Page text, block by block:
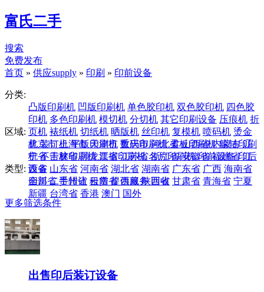
富氏二手
搜索
免费发布
首页 » 供应supply » 印刷 » 印前设备
分类:
凸版印刷机 凹版印刷机 单色胶印机 双色胶印机 四色胶
印机 多色印刷机 模切机 分切机 其它印刷设备 压痕机 折
页机 裱纸机 切纸机 晒版机 丝印机 复模机 喷码机 烫金
机 装订机 平版印刷机 数码印刷机 柔板印刷机 轮转印刷
机 不干胶印刷机 票据印刷机 名片印刷机 印前设备 印后
设备
区域:
北京市 上海市 天津市 重庆市 河北省 山西省 内蒙古 辽
宁省 吉林省 黑龙江省 江苏省 浙江省 安徽省 福建省 江
西省 山东省 河南省 湖北省 湖南省 广东省 广西 海南省
四川省 贵州省 云南省 西藏 陕西省 甘肃省 青海省 宁夏
新疆 台湾省 香港 澳门 国外
类型:
全部 二手转让 租赁 提供服务 回收
更多筛选条件
出售印后装订设备